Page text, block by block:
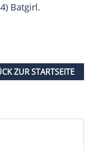
Batgirl.
ZUR STARTSEITE